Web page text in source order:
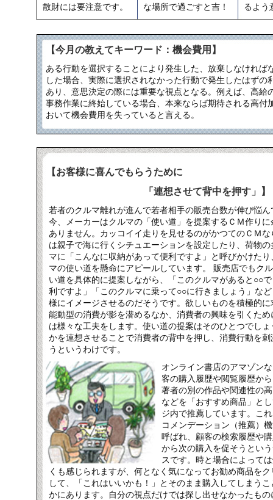
散財には要注意です。
な場所で過ごすと吉！
るよう
【今月の教えてキーワード：機会費用】
ある行動を選択することにより発生した、放棄しなければ
した場合、実際に選択されなかった行動で発生したはず
あり、意思決定の際には重要な視点となる。例えば、高給
事務作業に終始している場合、本来ならば期待される高付
おいて機会費用を失っていると言える。
【お客様に喜んでもらうために
「連想させて背中を押す」】
若者のクルマ離れが進んで若者相手の販売台数が伸び悩ん
今、メーカーはクルマの「使い道」を提案するＣＭ作りに
ありません。カッコイイ走りを見せるのがかつてのＣＭな
は親子で海に行くシチュエーションを設定したり、荷物の
マに「こんなに収納があって便利ですよ」と呼びかけたり
マの使い道を懸命にアピールしています。 販売店でもク
い道を具体的に提案しながら、「このクルマがあると○○
利ですよ」「このクルマに乗って○○に行きましょう」な
様にイメージさせるのだそうです。欲しいものを積極的に
能動型の消費が影を潜めるなか、消費者の興味を引くため
は様々な工夫をします。使い道の提案はそのひとつでしょ
かを連想させることで消費者の背中を押し、消費行動を刺
うというわけです。
オンライン書店のアマゾン
客の購入履歴や閲覧履歴か
著者の別の作品や関連性の
などを「おすすめ商品」と
ジ内で推薦しています。こ
コメンデーション（推薦）
呼ばれ、顧客の検索履歴や
から次の購入を促そうとい
スです。時と場合によって
くも感じられますが、何となく気になってお勧め商品をク
して、「これはいいかも！」とそのまま購入してしまうこ
かにあります。自分の視点だけでは探し出せなかったもの